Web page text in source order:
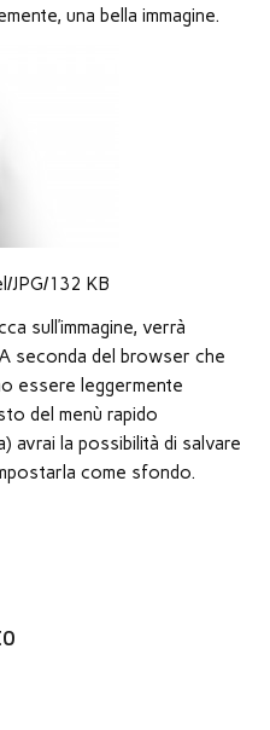
in
una bella immagine.
JPG/132 KB
sull’immagine, verrà
seconda del browser che
essere leggermente
del menù rapido
avrai la possibilità di salvare
come sfondo.